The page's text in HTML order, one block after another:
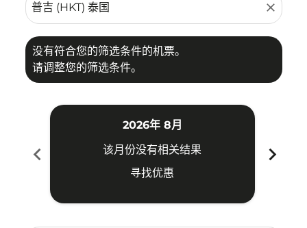
close
没有符合您的筛选条件的机票。
请调整您的筛选条件。
chevron_left
2026年 8月
该月份没有相关结果
寻找优惠
chevron_right